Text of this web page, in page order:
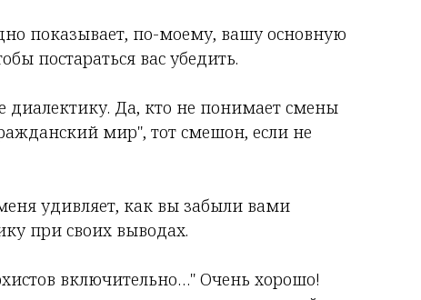
показывает, по-моему, вашу основную
постараться вас убедить.
диалектику. Да, кто не понимает смены
мир", тот смешон, если не
удивляет, как вы забыли вами
при своих выводах.
включительно…" Очень хорошо!